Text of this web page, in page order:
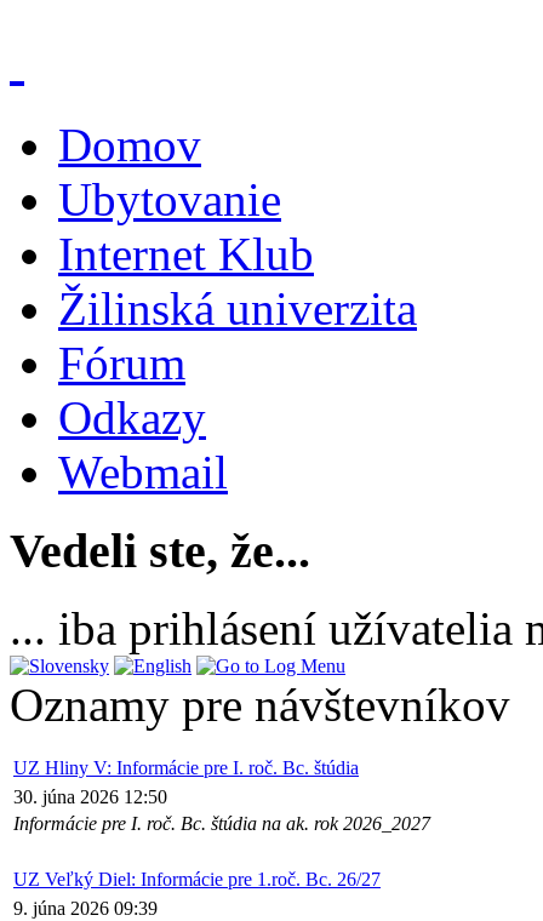
Domov
Ubytovanie
Internet Klub
Žilinská univerzita
Fórum
Odkazy
Webmail
Vedeli ste, že...
... iba prihlásení užívatelia
Oznamy pre návštevníkov
UZ Hliny V: Informácie pre I. roč. Bc. štúdia
30. júna 2026 12:50
Informácie pre I. roč. Bc. štúdia na ak. rok 2026_2027
UZ Veľký Diel: Informácie pre 1.roč. Bc. 26/27
9. júna 2026 09:39